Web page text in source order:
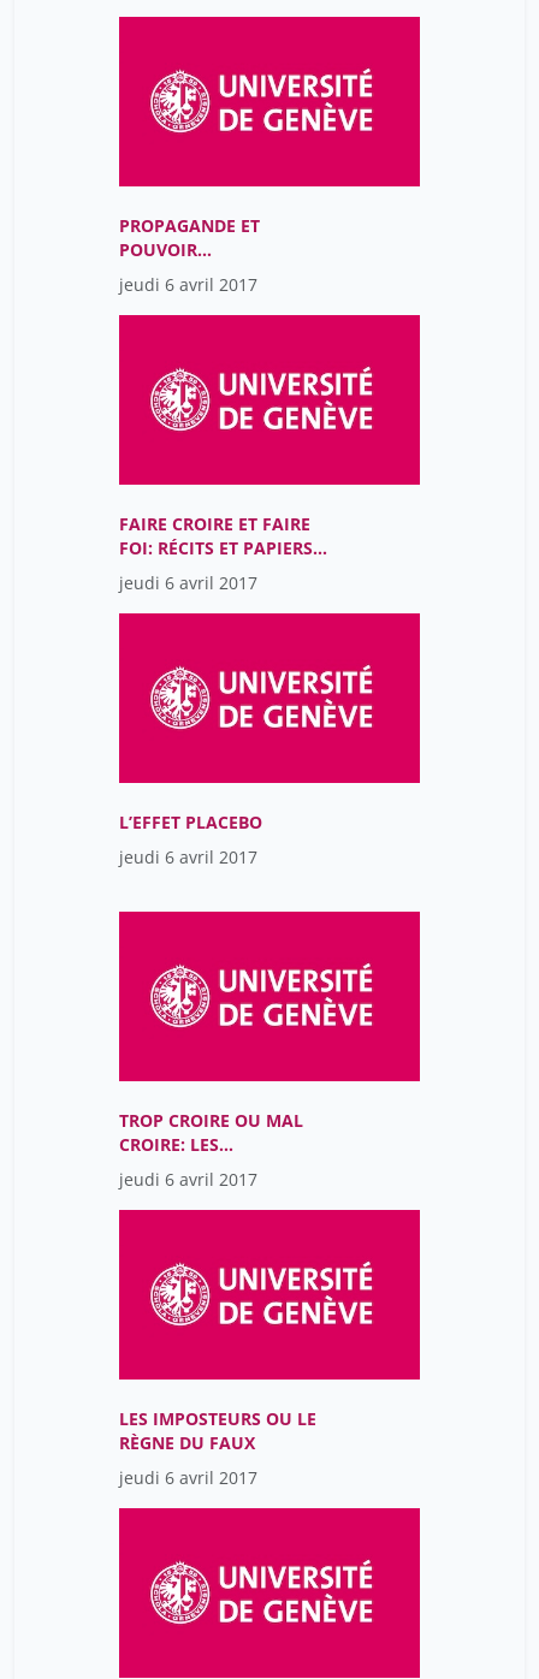
PROPAGANDE ET
POUVOIR
MONARCHIQUE (15E-17E
SIÈCLES)
jeudi 6 avril 2017
FAIRE CROIRE ET FAIRE
FOI: RÉCITS ET PAPIERS
DE L’IDENTITÉ
jeudi 6 avril 2017
L’EFFET PLACEBO
jeudi 6 avril 2017
TROP CROIRE OU MAL
CROIRE: LES
SUPERSTITIONS AUX 17E
ET 18E SIÈCLES
jeudi 6 avril 2017
LES IMPOSTEURS OU LE
RÈGNE DU FAUX
jeudi 6 avril 2017